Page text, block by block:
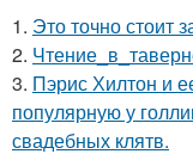
1. Это точно стоит
2.
3. Пэрис Хилтон и
популярную у
свадебных клятв.